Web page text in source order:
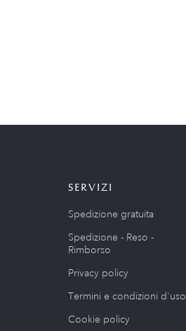
SERVIZI
Spedizione gratuita
Spedizione - Reso -
Rimborso
Privacy policy
Termini e condizioni d'uso
Cookie policy